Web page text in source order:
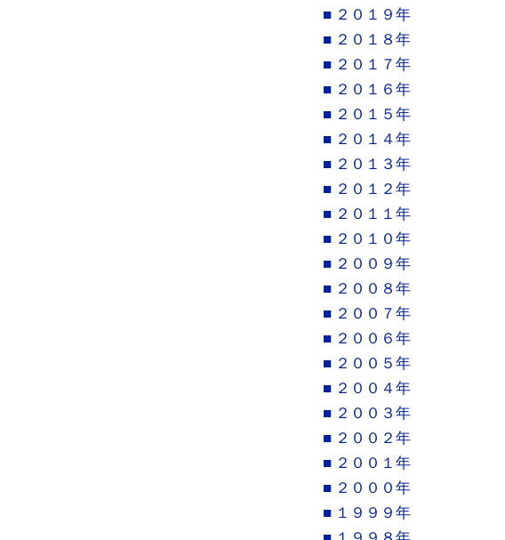
■ ２０１９年
■ ２０１８年
■ ２０１７年
■ ２０１６年
■ ２０１５年
■ ２０１４年
■ ２０１３年
■ ２０１２年
■ ２０１１年
■ ２０１０年
■ ２００９年
■ ２００８年
■ ２００７年
■ ２００６年
■ ２００５年
■ ２００４年
■ ２００３年
■ ２００２年
■ ２００１年
■ ２０００年
■ １９９９年